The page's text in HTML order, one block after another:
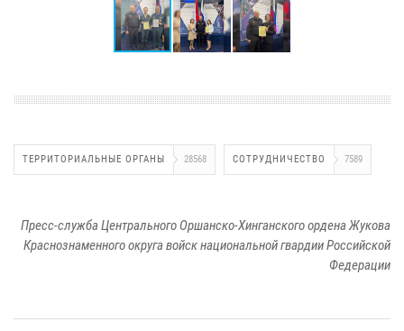
ТЕРРИТОРИАЛЬНЫЕ ОРГАНЫ 28568 СОТРУДНИЧЕСТВО 7589
Пресс-служба Центрального Оршанско-Хинганского ордена Жукова
Краснознаменного округа войск национальной гвардии Российской
Федерации